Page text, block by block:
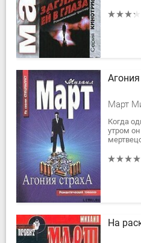
точен,
Март
Когда
утром
ему
На